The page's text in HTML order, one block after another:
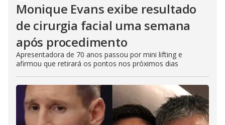
Monique Evans exibe resultado
de cirurgia facial uma semana
após procedimento
Apresentadora de 70 anos passou por mini lifting e
afirmou que retirará os pontos nos próximos dias